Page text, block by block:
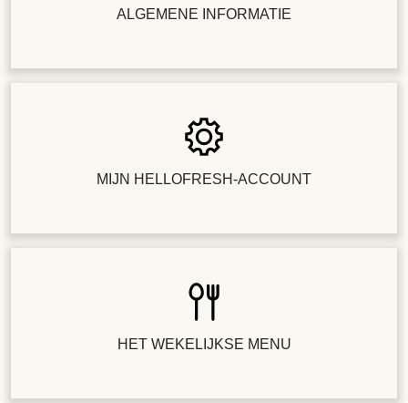
ALGEMENE INFORMATIE
MIJN HELLOFRESH-ACCOUNT
HET WEKELIJKSE MENU